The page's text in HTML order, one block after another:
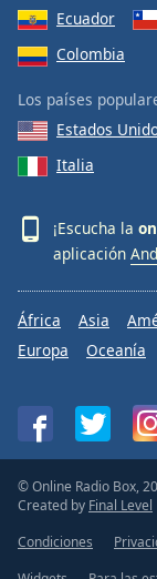
Ecuador
Colombia
Los países
Estados
Italia
¡Escucha la
aplicación
África Asia
Europa
Oceanía
© Online Radio Box,
Created by Final Level
Condiciones